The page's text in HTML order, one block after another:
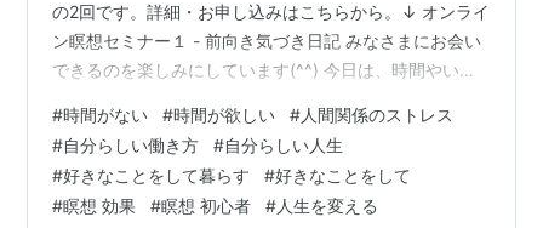
の2回です。詳細・お申し込みはこちらから。↓ オンライ
ン瞑想セミナー１ - 前向き気づき日記 みなさまにお会い
できるのを楽しみにしています(^^) 今日は、時間やいい
したいなど、 何か欲しいものがある時に、 どうすればそ
れが手に入るか、 そのために何をすれば、何に気づけば
いいかのお話です。 最後に一番大切なことがありますの
で、 ぜひ途中でやめずに最後まで読んでみてくださいね
#時間がない #時間が欲しい #人間関係のストレス
#自分らしい働き方 #自分らしい人生
#好きなことをして暮らす #好きなことをして
#瞑想 効果 #瞑想 初心者 #人生を変える